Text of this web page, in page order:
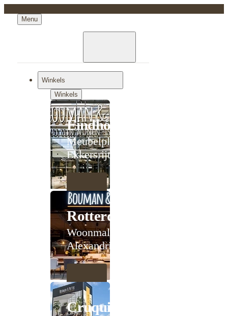
Menu
Winkels
Winkels
Eindhoven
Meubelplein
Ekkersrijt
Rotterdam
Woonmall
Alexandrium
Cruquius